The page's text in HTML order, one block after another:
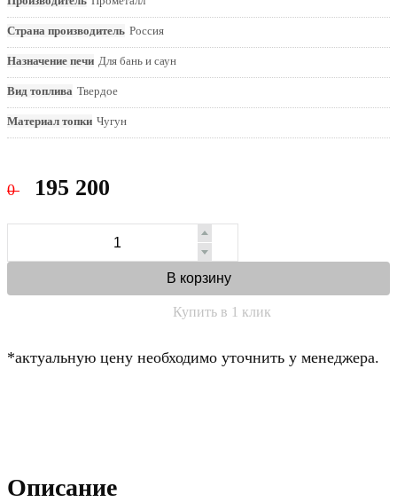
Страна производитель Россия
Назначение печи Для бань и саун
Вид топлива Твердое
Материал топки Чугун
0 195 200
В корзину
Купить в 1 клик
*актуальную цену необходимо уточнить у менеджера.
Описание